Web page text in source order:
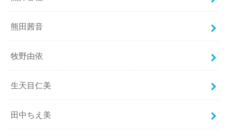
熊田茜音
牧野由依
生天目仁美
田中ちえ美